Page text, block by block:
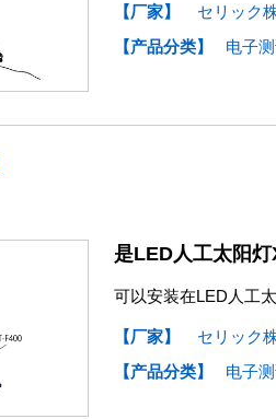
【厂家】
セリック
【产品分类】
电子
是LED人工太阳
可以安装在LED人工
【厂家】
セリック
【产品分类】
电子